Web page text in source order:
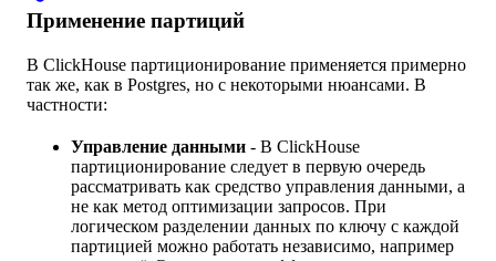
Применение партиций
В ClickHouse партиционирование применяется примерно
так же, как в Postgres, но с некоторыми нюансами. В
частности:
Управление данными - В ClickHouse
партиционирование следует в первую очередь
рассматривать как средство управления данными, а
не как метод оптимизации запросов. При
логическом разделении данных по ключу с каждой
партицией можно работать независимо, например